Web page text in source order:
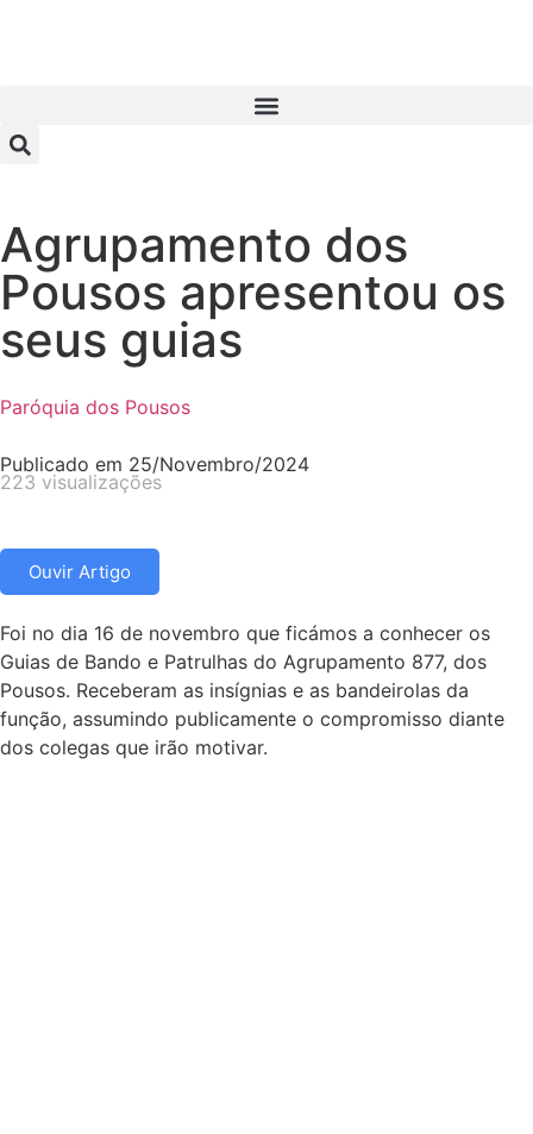
Agrupamento dos
Pousos apresentou os
seus guias
Paróquia dos Pousos
Publicado em 25/Novembro/2024
223 visualizações
Ouvir Artigo
Foi no dia 16 de novembro que ficámos a conhecer os
Guias de Bando e Patrulhas do Agrupamento 877, dos
Pousos. Receberam as insígnias e as bandeirolas da
função, assumindo publicamente o compromisso diante
dos colegas que irão motivar.